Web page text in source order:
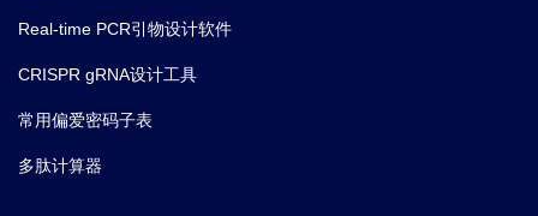
Real-time PCR引物设计软件
CRISPR gRNA设计工具
常用偏爱密码子表
多肽计算器